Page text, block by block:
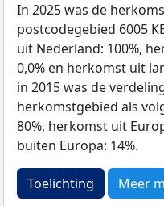
In 2025 was de
postcodegebied 6005
uit Nederland: 100%,
0,0% en herkomst uit
in 2015 was de
herkomstgebied als
80%, herkomst uit
buiten Europa: 14%.
Toelichting Meer